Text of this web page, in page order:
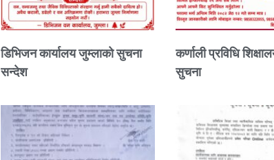
डिभिजन कार्यालय जुम्लाको सुचना
सन्देश
कर्णाली प्रविधि
सुचना